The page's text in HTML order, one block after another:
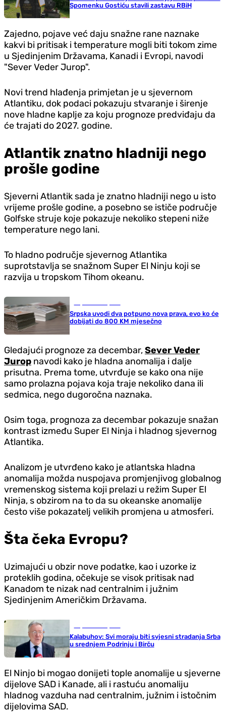
Spomenku Gostiću stavili zastavu RBiH
Zajedno, pojave već daju snažne rane naznake
kakvi bi pritisak i temperature mogli biti tokom zime
u Sjedinjenim Državama, Kanadi i Evropi, navodi
"Sever Veder Jurop".
Novi trend hlađenja primjetan je u sjevernom
Atlantiku, dok podaci pokazuju stvaranje i širenje
nove hladne kaplje za koju prognoze predviđaju da
će trajati do 2027. godine.
Atlantik znatno hladniji nego
prošle godine
Sjeverni Atlantik sada je znatno hladniji nego u isto
vrijeme prošle godine, a posebno se ističe područje
Golfske struje koje pokazuje nekoliko stepeni niže
temperature nego lani.
To hladno područje sjevernog Atlantika
suprotstavlja se snažnom Super El Ninju koji se
razvija u tropskom Tihom okeanu.
Srpska uvodi dva potpuno nova prava, evo ko će
dobijati do 800 KM mjesečno
Gledajući prognoze za decembar,Sever Veder
Jurop navodi kako je hladna anomalija i dalje
prisutna. Prema tome, utvrđuje se kako ona nije
samo prolazna pojava koja traje nekoliko dana ili
sedmica, nego dugoročna naznaka.
Osim toga, prognoza za decembar pokazuje snažan
kontrast između Super El Ninja i hladnog sjevernog
Atlantika.
Analizom je utvrđeno kako je atlantska hladna
anomalija možda nuspojava promjenjivog globalnog
vremenskog sistema koji prelazi u režim Super El
Ninja, s obzirom na to da su okeanske anomalije
često više pokazatelj velikih promjena u atmosferi.
Šta čeka Evropu?
Uzimajući u obzir nove podatke, kao i uzorke iz
proteklih godina, očekuje se visok pritisak nad
Kanadom te nizak nad centralnim i južnim
Sjedinjenim Američkim Državama.
Kalabuhov: Svi moraju biti svjesni stradanja Srba
u srednjem Podrinju i Birču
El Ninjo bi mogao donijeti tople anomalije u sjeverne
dijelove SAD i Kanade, ali i rastuću anomaliju
hladnog vazduha nad centralnim, južnim i istočnim
dijelovima SAD.